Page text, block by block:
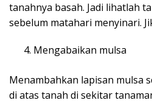
tanahnya basah. Jadi lihatlah
sebelum matahari menyinari.
Mengabaikan mulsa
Menambahkan lapisan mulsa
di atas tanah di sekitar